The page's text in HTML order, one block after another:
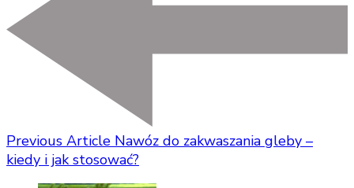
Previous Article Nawóz do zakwaszania gleby –
kiedy i jak stosować?